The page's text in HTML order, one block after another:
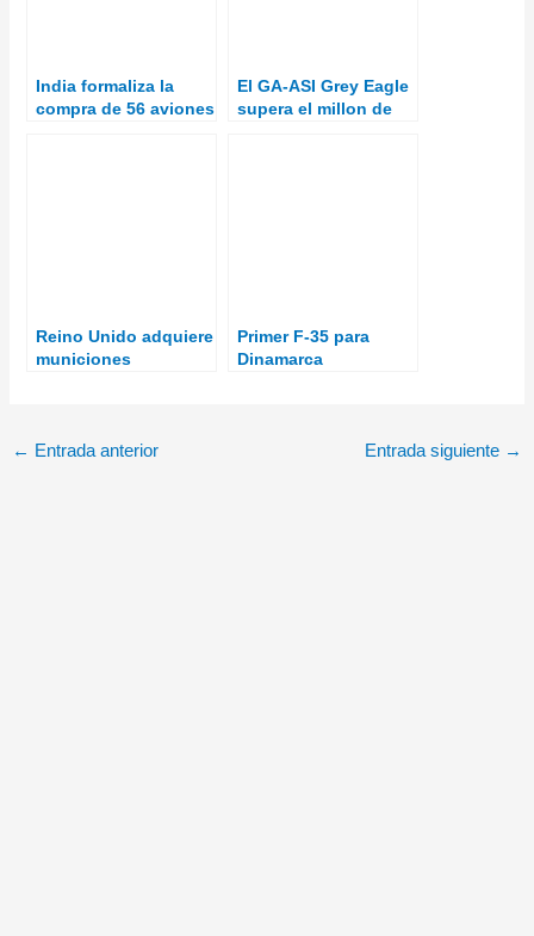
India formaliza la
compra de 56 aviones
El GA-ASI Grey Eagle
supera el millon de
Reino Unido adquiere
municiones
Primer F-35 para
Dinamarca
← Entrada anterior Entrada siguiente →